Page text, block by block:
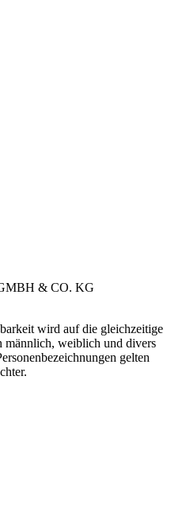
& CO. KG
wird auf die gleichzeitige
männlich, weiblich und divers
gelten